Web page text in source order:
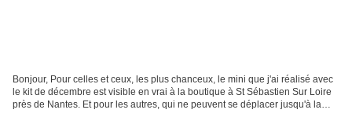
Bonjour, Pour celles et ceux, les plus chanceux, le mini que j'ai réalisé avec
le kit de décembre est visible en vrai à la boutique à St Sébastien Sur Loire
près de Nantes. Et pour les autres, qui ne peuvent se déplacer jusqu'à la